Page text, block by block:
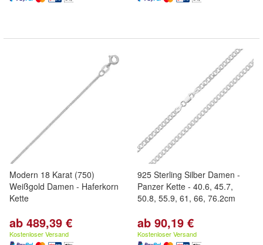
Modern 18 Karat (750)
Weißgold Damen - Haferkorn
Kette
ab 489,39 €
Kostenloser Versand
925 Sterling Silber Damen -
Panzer Kette - 40.6, 45.7,
50.8, 55.9, 61, 66, 76.2cm
ab 90,19 €
Kostenloser Versand